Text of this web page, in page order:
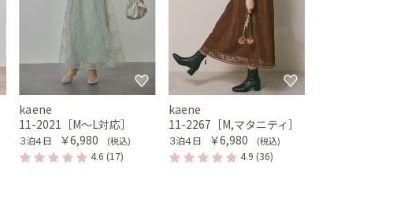
kaene
11-2021［M〜L対応］
３泊４日 ￥6,980 (税込)
4.6 (17)
kaene
11-2267［M,マタニティ］
３泊４日 ￥6,980 (税込)
4.9 (36)